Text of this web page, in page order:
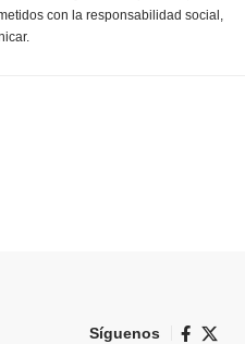
con la responsabilidad social,
Síguenos